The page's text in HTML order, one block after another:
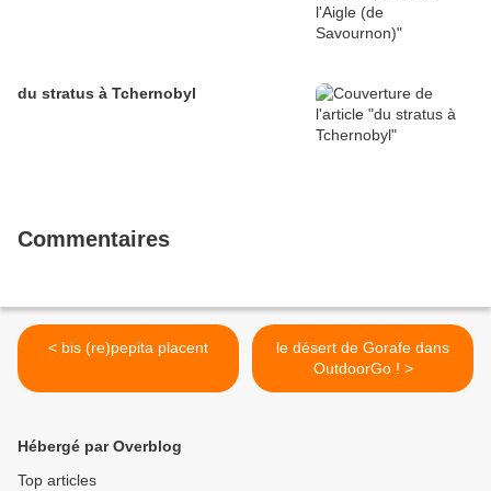
du stratus à Tchernobyl
Commentaires
< bis (re)pepita placent
le désert de Gorafe dans
OutdoorGo ! >
Hébergé par Overblog
Top articles